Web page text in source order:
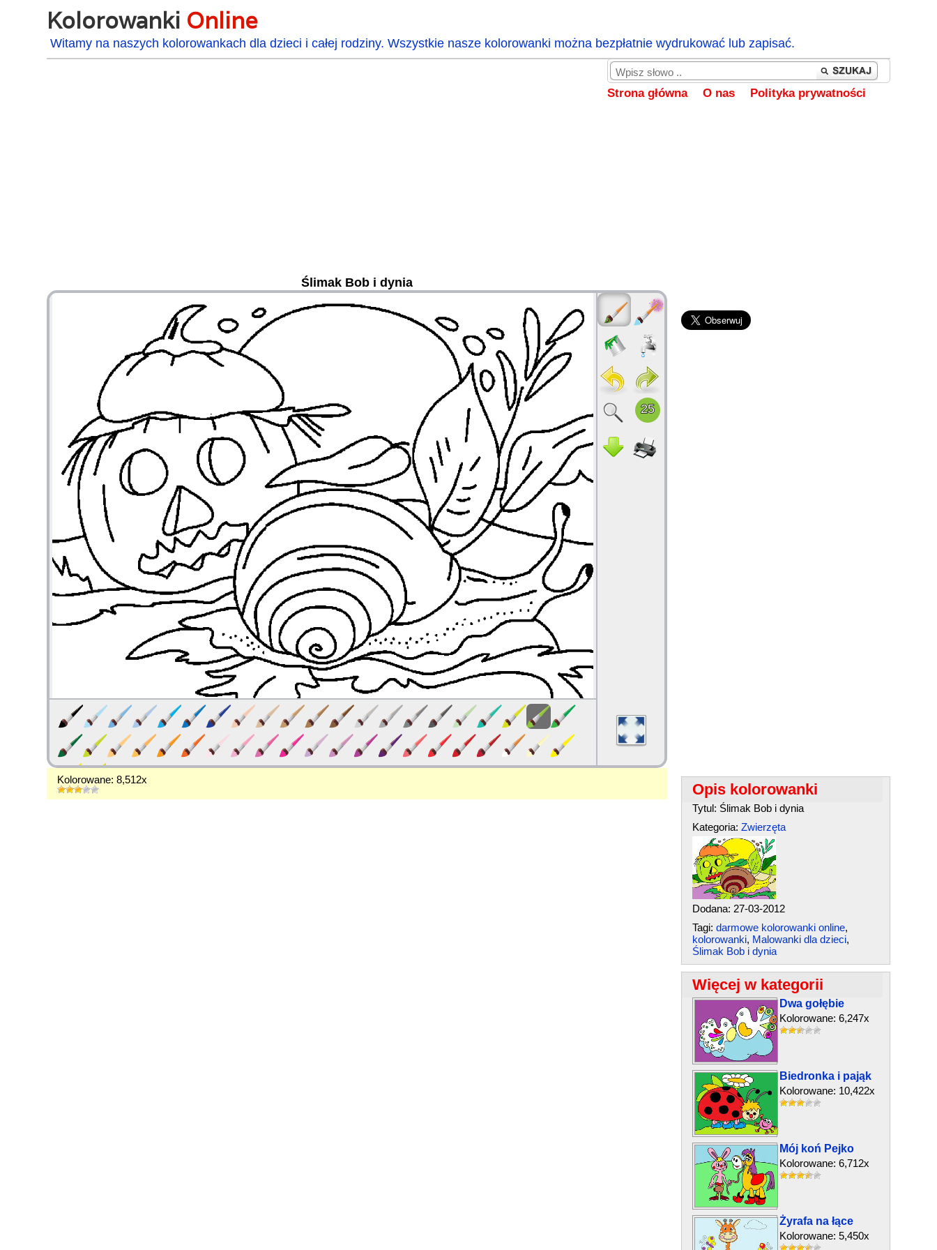
Kolorowanki Online
Witamy na naszych kolorowankach dla dzieci i całej rodziny. Wszystkie nasze kolorowanki można bezpłatnie wydrukować lub zapisać.
Strona główna O nas Polityka prywatności
Ślimak Bob i dynia
Kolorowane: 8,512x
Opis kolorowanki
Tytul: Ślimak Bob i dynia
Kategoria: Zwierzęta
Dodana: 27-03-2012
Tagi: darmowe kolorowanki online,
kolorowanki, Malowanki dla dzieci,
Ślimak Bob i dynia
Więcej w kategorii
Dwa gołębie
Kolorowane: 6,247x
Biedronka i pająk
Kolorowane: 10,422x
Mój koń Pejko
Kolorowane: 6,712x
Żyrafa na łące
Kolorowane: 5,450x